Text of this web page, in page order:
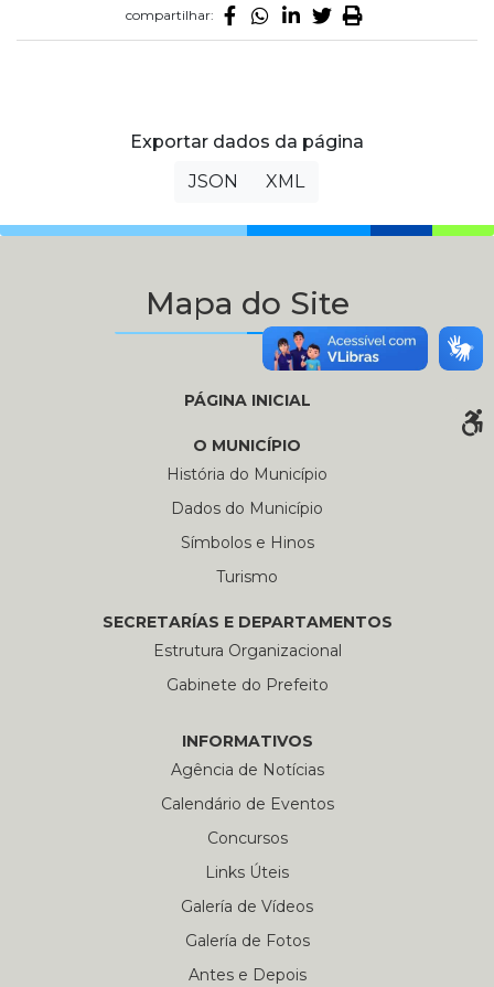
compartilhar:
Exportar dados da página
JSON
XML
Mapa do Site
PÁGINA INICIAL
O MUNICÍPIO
História do Município
Dados do Município
Símbolos e Hinos
Turismo
SECRETARÍAS E DEPARTAMENTOS
Estrutura Organizacional
Gabinete do Prefeito
INFORMATIVOS
Agência de Notícias
Calendário de Eventos
Concursos
Links Úteis
Galería de Vídeos
Galería de Fotos
Antes e Depois